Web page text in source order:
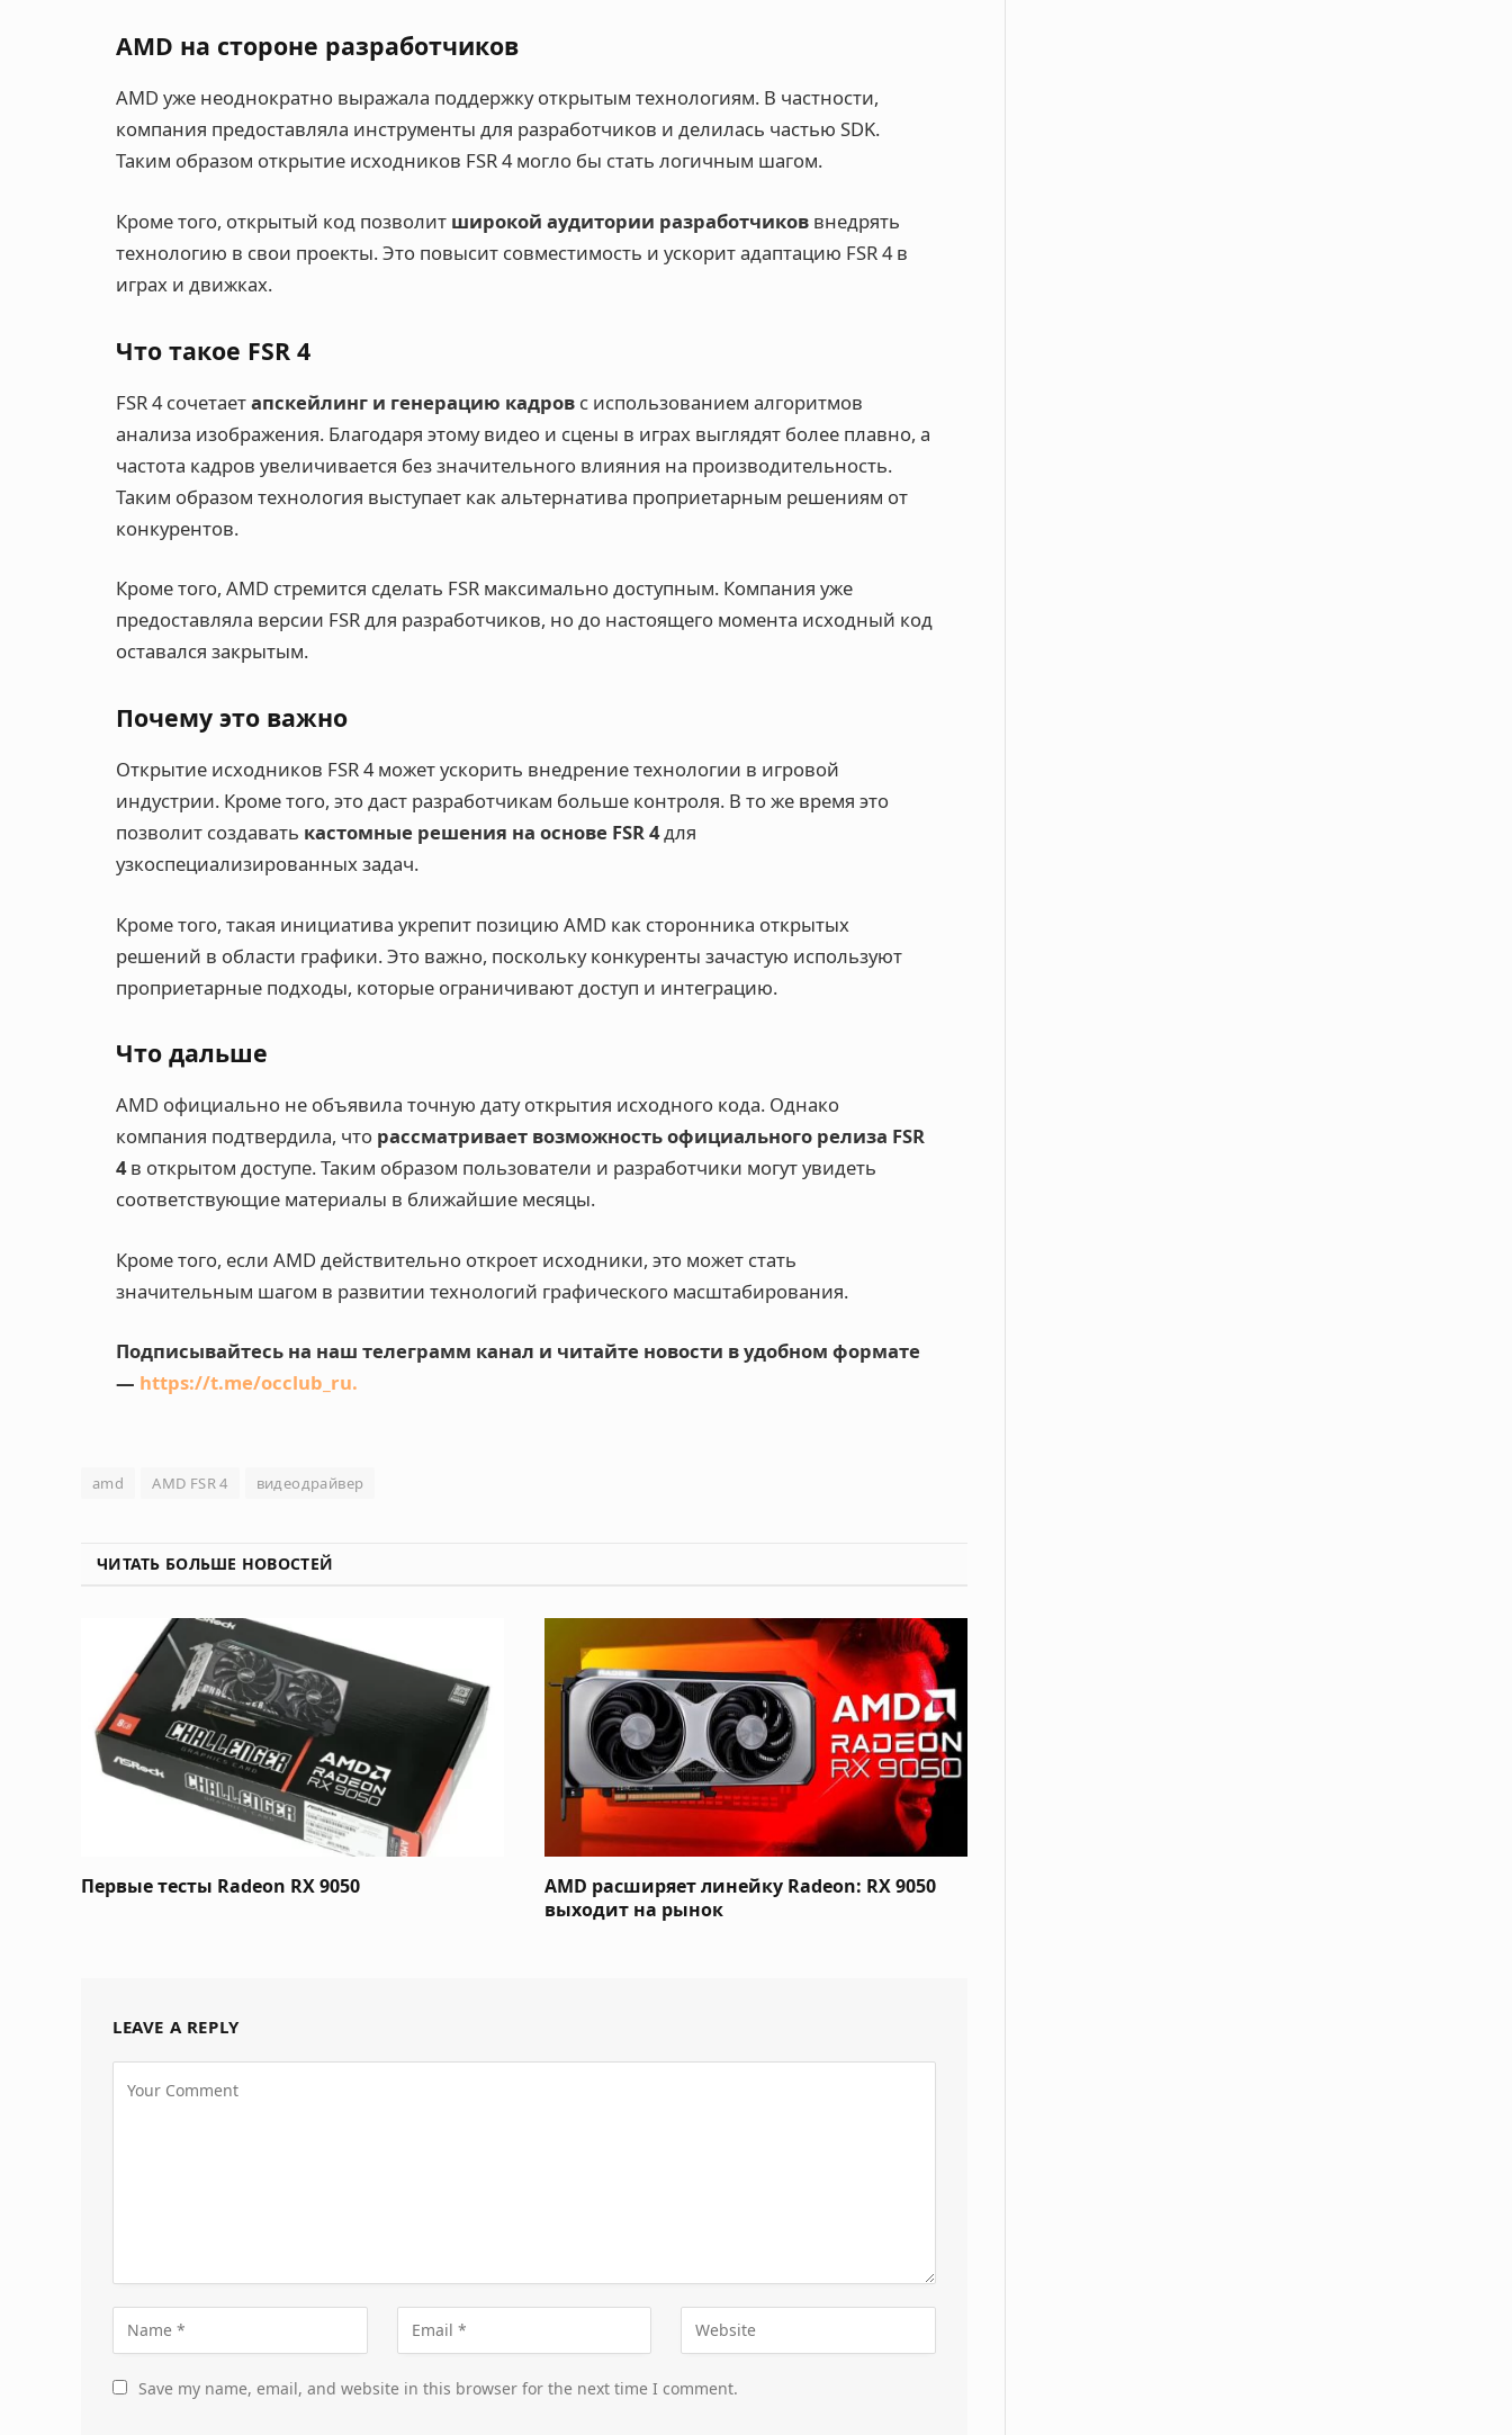
AMD на стороне разработчиков
AMD уже неоднократно выражала поддержку открытым технологиям. В частности,
компания предоставляла инструменты для разработчиков и делилась частью SDK.
Таким образом открытие исходников FSR 4 могло бы стать логичным шагом.
Кроме того, открытый код позволит широкой аудитории разработчиков внедрять
технологию в свои проекты. Это повысит совместимость и ускорит адаптацию FSR 4 в
играх и движках.
Что такое FSR 4
FSR 4 сочетаетапскейлинг и генерацию кадров с использованием алгоритмов
анализа изображения. Благодаря этому видео и сцены в играх выглядят более плавно, а
частота кадров увеличивается без значительного влияния на производительность.
Таким образом технология выступает как альтернатива проприетарным решениям от
конкурентов.
Кроме того, AMD стремится сделать FSR максимально доступным. Компания уже
предоставляла версии FSR для разработчиков, но до настоящего момента исходный код
оставался закрытым.
Почему это важно
Открытие исходников FSR 4 может ускорить внедрение технологии в игровой
индустрии. Кроме того, это даст разработчикам больше контроля. В то же время это
позволит создавать кастомные решения на основе FSR 4для
узкоспециализированных задач.
Кроме того, такая инициатива укрепит позицию AMD как сторонника открытых
решений в области графики. Это важно, поскольку конкуренты зачастую используют
проприетарные подходы, которые ограничивают доступ и интеграцию.
Что дальше
AMD официально не объявила точную дату открытия исходного кода. Однако
компания подтвердила, что рассматривает возможность официального релиза FSR
4в открытом доступе. Таким образом пользователи и разработчики могут увидеть
соответствующие материалы в ближайшие месяцы.
Кроме того, если AMD действительно откроет исходники, это может стать
значительным шагом в развитии технологий графического масштабирования.
Подписывайтесь на наш телеграмм канал и читайте новости в удобном формате
— https://t.me/occlub_ru.
amd AMD FSR 4 видеодрайвер
ЧИТАТЬ БОЛЬШЕ НОВОСТЕЙ
Первые тесты Radeon RX 9050
AMD расширяет линейку Radeon: RX 9050
выходит на рынок
LEAVE A REPLY
Save my name, email, and website in this browser for the next time I comment.